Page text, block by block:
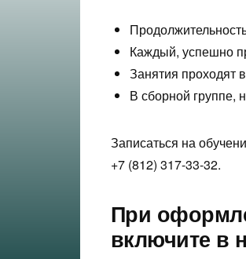
Каждый, успешно
Занятия проходят
В сборной группе,
Записаться на
+7 (812) 317-33-32.
При
включите в